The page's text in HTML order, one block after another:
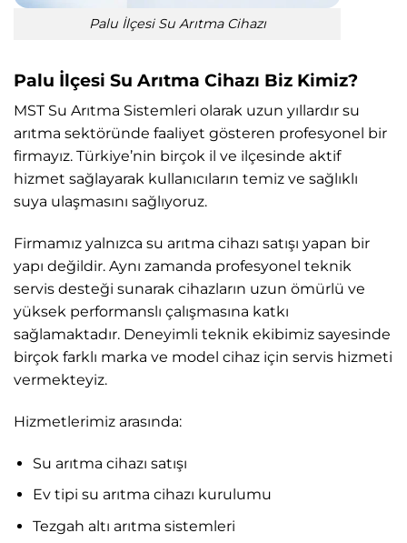
Palu İlçesi Su Arıtma Cihazı
Palu İlçesi Su Arıtma Cihazı Biz Kimiz?
MST Su Arıtma Sistemleri olarak uzun yıllardır su
arıtma sektöründe faaliyet gösteren profesyonel bir
firmayız. Türkiye’nin birçok il ve ilçesinde aktif
hizmet sağlayarak kullanıcıların temiz ve sağlıklı
suya ulaşmasını sağlıyoruz.
Firmamız yalnızca su arıtma cihazı satışı yapan bir
yapı değildir. Aynı zamanda profesyonel teknik
servis desteği sunarak cihazların uzun ömürlü ve
yüksek performanslı çalışmasına katkı
sağlamaktadır. Deneyimli teknik ekibimiz sayesinde
birçok farklı marka ve model cihaz için servis hizmeti
vermekteyiz.
Hizmetlerimiz arasında:
Su arıtma cihazı satışı
Ev tipi su arıtma cihazı kurulumu
Tezgah altı arıtma sistemleri